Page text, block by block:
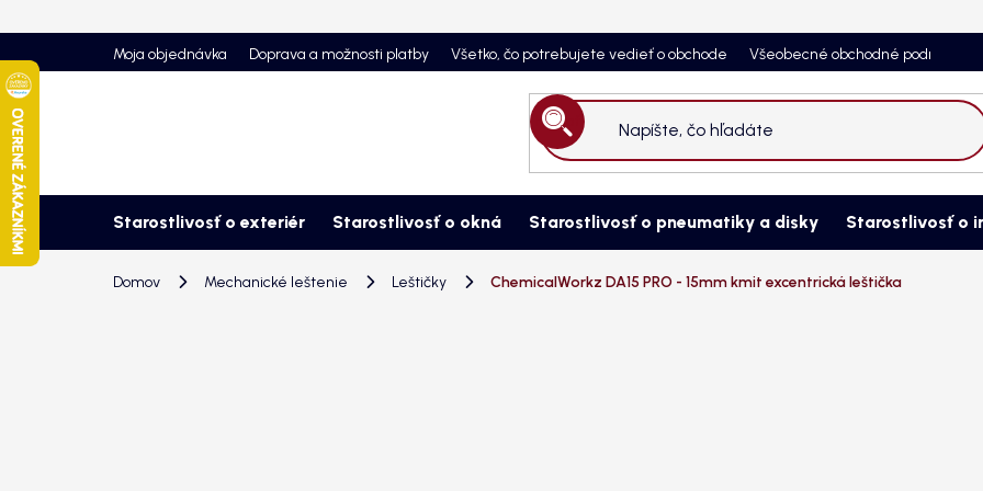
na
obsah
Moja objednávka Doprava a možnosti platby Všetko, čo potrebujete vedieť o obchode Všeobecné obchodné podmienky
Hľadať
Starostlivosť o exteriér Starostlivosť o okná Starostlivosť o pneumatiky a disky Starostlivosť o
Domov Mechanické leštenie Leštičky ChemicalWorkz DA15 PRO - 15mm kmit excentrická leštička